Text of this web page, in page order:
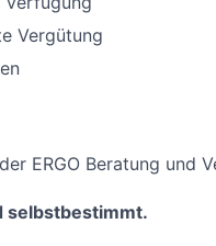
Vergütung
der ERGO Beratung und
selbstbestimmt.